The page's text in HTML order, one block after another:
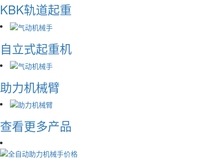
KBK轨道起重
自立式起重机
助力机械臂
查看更多产品